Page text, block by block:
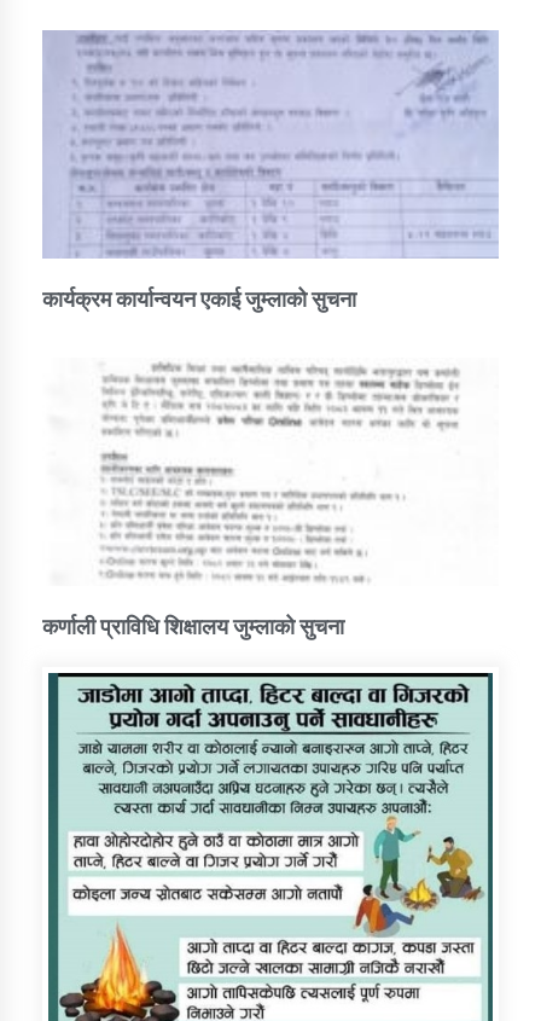
कार्यक्रम कार्यान्वयन एकाई जुम्लाको सुचना
कर्णाली प्राविधि शिक्षालय जुम्लाको सुचना